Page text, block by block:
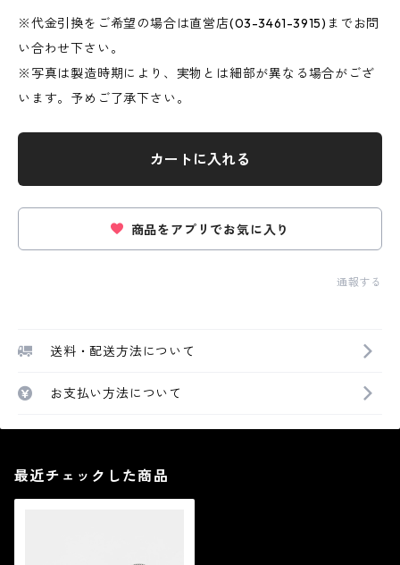
※代金引換をご希望の場合は直営店(03-3461-3915)までお問
い合わせ下さい。
※写真は製造時期により、実物とは細部が異なる場合がござ
います。予めご了承下さい。
カートに入れる
商品をアプリでお気に入り
通報する
送料・配送方法について
お支払い方法について
最近チェックした商品